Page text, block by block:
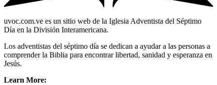
uvoc.com.ve es un sitio web de la Iglesia Adventista del Séptimo
Día en la División Interamericana.
Los adventistas del séptimo día se dedican a ayudar a las personas a
comprender la Biblia para encontrar libertad, sanidad y esperanza en
Jesús.
Learn More: